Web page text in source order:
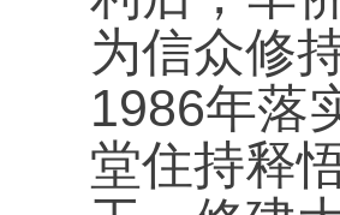
为信众修
1986年落
堂住持释